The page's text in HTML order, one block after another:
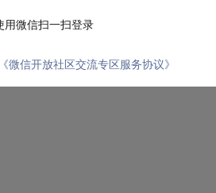
用微信扫一扫登录
《微信开放社区交流专区服务协议》